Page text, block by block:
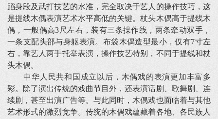
蹈身段及武打技艺的水准，完全取决于艺人的操作技巧，这
是提线木偶表演艺术水平高低的关键。杖头木偶高于提线木
偶，一般偶高3尺左右，装有三条操作线，两条牵动双手，
一条支配头部与身躯表演。布袋木偶造型最小，仅有7寸左
右，靠艺人两手托举表演，操作技艺特别，不同于提线和杖
头木偶。
中华人民共和国成立以后，木偶戏的表演更加丰富多
彩。除了演出传统的戏曲节目外，还表演话剧、歌舞剧、连
续剧，甚至出演广告等。与此同时，木偶戏也面临着与其他
艺术形式的激烈竞争。传统的木偶戏蕴藏着各地、各民族人